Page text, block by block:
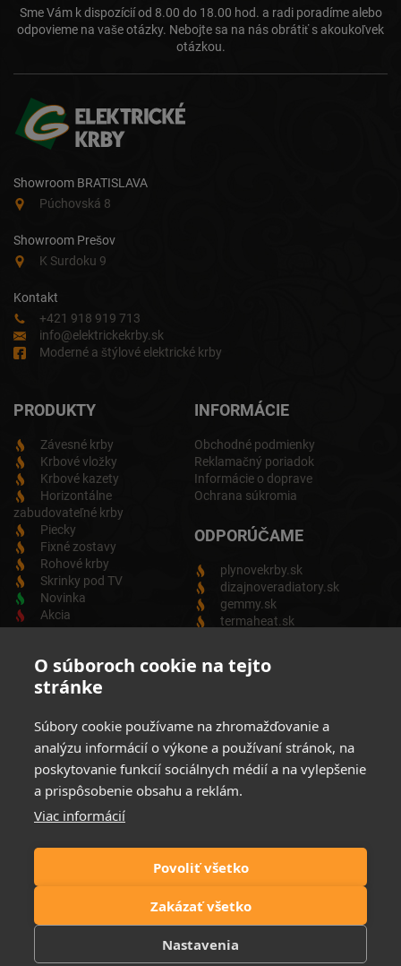
O súboroch cookie na tejto
stránke
Súbory cookie používame na zhromažďovanie a
analýzu informácií o výkone a používaní stránok, na
poskytovanie funkcií sociálnych médií a na vylepšenie
a prispôsobenie obsahu a reklám.
Viac informácií
Povoliť všetko
Zakázať všetko
Nastavenia
Sme Vám k dispozícií od 8.00 do 18.00 hod. a radi poradíme alebo
odpovieme na vaše otázky. Nebojte sa na nás obrátiť s akoukoľvek
otázkou.
Showroom BRATISLAVA
Púchovská 8
Showroom Prešov
K Surdoku 9
Kontakt
+421 918 919 713
info@elektrickekrby.sk
Moderné a štýlové elektrické krby
PRODUKTY
Závesné krby
Krbové vložky
Krbové kazety
Horizontálne
zabudovateľné krby
Piecky
Fixné zostavy
Rohové krby
Skrinky pod TV
Novinka
Akcia
INFORMÁCIE
Obchodné podmienky
Reklamačný poriadok
Informácie o doprave
Ochrana súkromia
ODPORÚČAME
plynovekrby.sk
dizajnoveradiatory.sk
gemmy.sk
termaheat.sk
ODBER NEWSLETTRA
Zadajte svoju e-mailovú adresu a budete vždy informovaný o
Elektrických produktov.
Súhlasim so spracovaním osobných údajov